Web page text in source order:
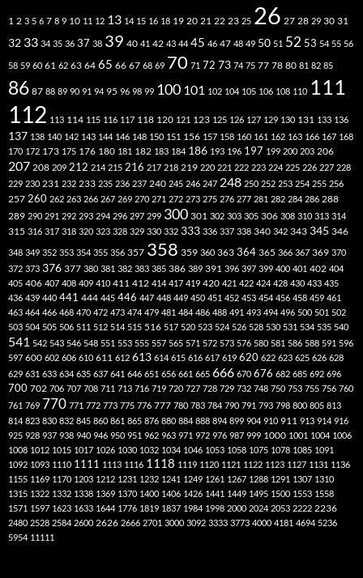
1 2 3 5 6 7 8 9 10 11 12 13 14 15 16 18 19 20 21 22 23 25 26 27 28 29 30 31
32 33 34 35 36 37 38 39 40 41 42 43 44 45 46 47 48 49 50 51 52 53 54 55 56
58 59 60 61 62 63 64 65 66 67 68 69 70 71 72 73 74 75 77 78 80 81 82 85
86 87 88 89 90 91 94 95 96 98 99 100 101 102 104 105 106 108 110 111
112 113 114 115 116 117 118 120 121 123 125 126 127 129 130 131 133 136
137 138 140 142 143 144 146 148 150 151 156 157 158 160 161 162 163 166 167 168
170 172 173 175 176 180 181 182 183 184 186 193 196 197 199 200 203 206
207 208 209 212 214 215 216 217 218 219 220 221 222 223 224 225 226 227 228
229 230 231 232 233 235 236 237 240 245 246 247 248 250 252 253 254 255 256
257 260 262 263 266 267 269 270 271 272 273 275 276 277 281 282 284 286 288
289 290 291 292 293 294 296 297 299 300 301 302 303 305 306 308 310 313 314
315 316 317 318 320 323 328 329 330 332 333 336 337 338 340 342 343 345 346
348 349 352 353 354 355 356 357 358 359 360 363 364 365 366 367 369 370
372 373 376 377 380 381 382 383 385 386 389 391 396 397 399 400 401 402 404
405 406 407 408 409 410 411 412 414 417 419 420 421 422 424 428 430 433 435
436 439 440 441 444 445 446 447 448 449 450 451 452 453 454 456 458 459 461
463 464 466 468 470 472 473 474 479 481 484 486 488 491 493 494 496 500 501 502
503 504 505 506 511 512 514 515 516 517 520 523 524 526 528 530 531 534 535 540
541 542 543 546 548 551 553 555 557 565 571 572 573 576 580 581 586 588 591 596
597 600 602 606 610 611 612 613 614 615 616 617 619 620 622 623 625 626 628
629 631 633 634 635 637 641 646 651 656 661 665 666 670 676 682 685 692 696
700 702 706 707 708 711 713 716 719 720 727 728 729 732 748 750 753 755 756 760
761 769 770 771 772 773 775 776 777 780 783 784 790 791 793 798 800 805 813
814 823 830 832 845 860 861 865 876 880 884 888 894 899 904 910 911 913 914 916
925 928 937 938 940 946 950 951 962 963 971 972 976 987 999 1000 1001 1004 1006
1008 1012 1015 1017 1026 1030 1032 1034 1046 1053 1058 1075 1078 1085 1091
1092 1093 1110 1111 1113 1116 1118 1119 1120 1121 1122 1123 1127 1131 1136
1155 1169 1170 1203 1212 1231 1232 1241 1249 1261 1267 1288 1291 1307 1310
1315 1322 1332 1338 1369 1370 1400 1406 1426 1441 1449 1495 1500 1553 1558
1571 1597 1623 1633 1644 1776 1819 1837 1984 1998 2000 2024 2053 2222 2236
2480 2528 2584 2600 2626 2666 2701 3000 3092 3333 3773 4000 4181 4694 5236
5954 11111